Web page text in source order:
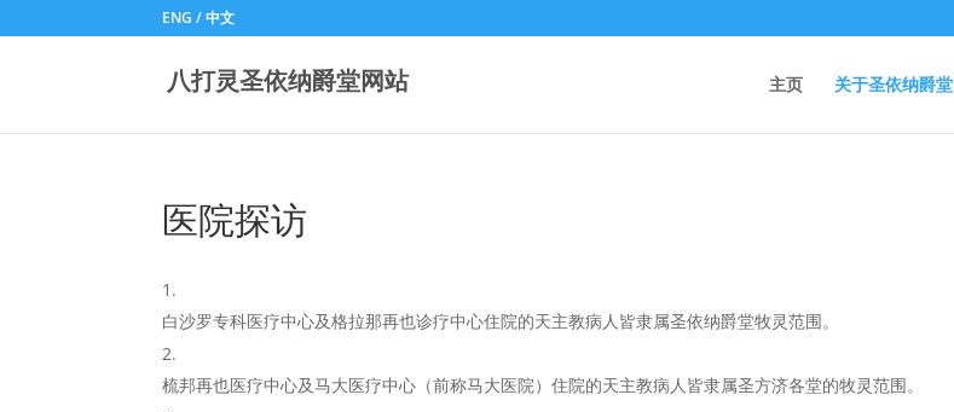
ENG /中文
八打灵圣依纳爵堂网站 主页 关于圣依纳爵堂
医院探访
白沙罗专科医疗中心及格拉那再也诊疗中心住院的天主教病人皆隶属圣依纳爵堂牧灵范围。
梳邦再也医疗中心及马大医疗中心（前称马大医院）住院的天主教病人皆隶属圣方济各堂的牧灵范围。